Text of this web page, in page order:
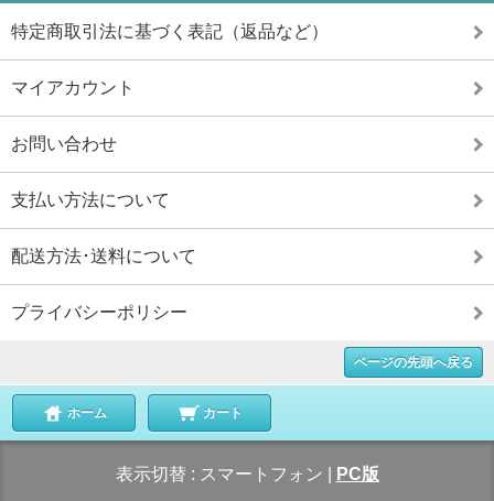
特定商取引法に基づく表記（返品など）
マイアカウント
お問い合わせ
支払い方法について
配送方法･送料について
プライバシーポリシー
ページの先頭へ戻る
ホーム カート
表示切替 : スマートフォン PC版